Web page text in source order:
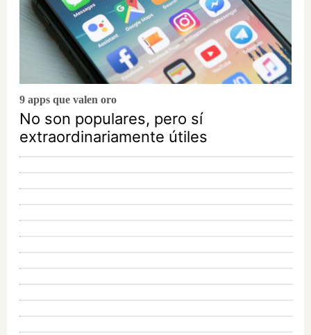
9 apps que valen oro
No son populares, pero sí
extraordinariamente útiles